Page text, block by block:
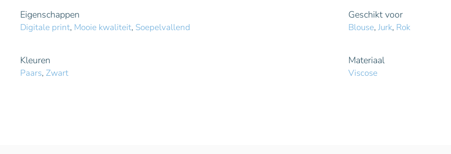
Eigenschappen
Digitale print, Mooie kwaliteit, Soepelvallend
Geschikt voor
Blouse, Jurk, Rok
Kleuren
Paars, Zwart
Materiaal
Viscose